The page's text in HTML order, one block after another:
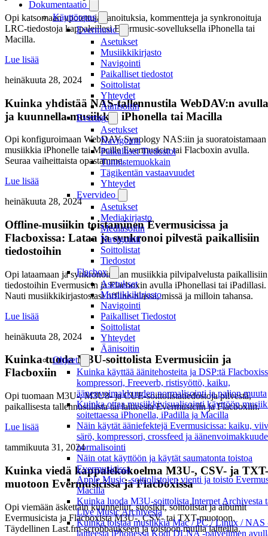
Dokumentaatio
Käyttöopas
Evermusic
Asetukset
Musiikkikirjasto
Navigointi
Paikalliset tiedostot
Soittolistat
Yhteydet
Äänisoitin
Evertag
Asetukset
Navigointi
Paikalliset Tiedostot
Tunnistemuokkain
Tägikentän vastaavuudet
Yhteydet
Evervideo
Asetukset
Mediakirjasto
Mediasoitin
Navigointi
Soittolistat
Tiedostot
Flacbox
Asetukset
Musiikkikirjasto
Navigointi
Paikalliset Tiedostot
Soittolistat
Yhteydet
Äänisoitin
Ohjeet
Kuinka käyttää äänitehosteita ja DSP:tä
kompressori, Freeverb, ristisyöttö, kaiku,
äänenvoimakkuuden normalisointi ja paljon muuta
Kuinka ottaa musiikkivisualisointi käyttöön
soitettaessa iPhonella, iPadilla ja Macilla
Näin käytät ääniefektejä Evermusicissa: kaiku,
särö, kompressori, crossfeed ja
normalisointi
Näin otat käyttöön ja käytät saumatonta toistoa
Evermusicissa
Apple Music -soittolistojen vienti ja toisto
Macilla
Kuinka luoda M3U-soittolista Internet Archivesta
Live Music Archivesta
Kuinka toistaa musiikkia Mac / PC / Linux / NAS
laitteesta iPhonessa Kodi DLNA -palvelimen
Opi katsomaan upotettuja sanoituksia, kommentteja ja synkronoituja
LRC-tiedostoja kappaleillesi Evermusic-sovelluksella iPhonella tai
Macilla.
Lue lisää
heinäkuuta 28, 2024
Kuinka yhdistää NAS-tallennustila WebDAV:n avulla
ja kuunnella musiikkia iPhonella tai Macilla
Opi konfiguroimaan WebDAV Synology NAS:iin ja suoratoistamaan
musiikkia iPhonelle tai Macille Evermusicin tai Flacboxin avulla.
Seuraa vaiheittaista opastamme.
Lue lisää
heinäkuuta 28, 2024
Offline-musiikin toistaminen Evermusicissa ja
Flacboxissa: Lataa ja synkronoi pilvestä paikallisiin
tiedostoihin
Opi lataamaan ja synkronoimaan musiikkia pilvipalvelusta paikallisiin
tiedostoihin Evermusicin ja Flacboxin avulla iPhonellasi tai iPadillasi.
Nauti musiikkikirjastostasi offline-tilassa, missä ja milloin tahansa.
Lue lisää
heinäkuuta 28, 2024
Kuinka tuoda M3U-soittolista Evermusiciin ja
Flacboxiin
Opi tuomaan M3U-, M3U8- ja CUE-soittolistatiedostoja pilvestä,
paikallisesta tallennustilasta tai laitteesta Evermusiciin ja Flacboxiin.
Lue lisää
tammikuuta 31, 2024
Kuinka viedä kappalekokoelma M3U-, CSV- ja TXT-
muotoon Evermusicissa ja Flacboxissa
Opi viemään äskettäin kuunnellut, suosikit, soittolistat ja albumit
Evermusicista ja Flacboxista M3U-, CSV- tai TXT-muotoon.
Täydellinen Last.fm-scrobbaukseen ja toistoon muilla laitteilla.